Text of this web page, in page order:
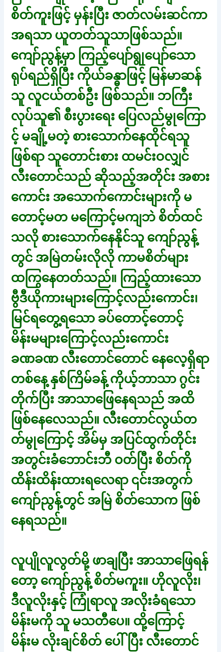
စိတ်ကူးဖြင့် မှန်းပြီး ဇာတ်လမ်းဆင်ကာ
အရသာ ယူတတ်သူသာဖြစ်သည်။
ကျော်ညွန့်မှာ ကြည့်ပျော်ရွုပျော်သော
ရုပ်ရည်ရှိပြီး ကိုယ်ခန္ဓာဖြင့် မြန်မာဆန်
သူ လူငယ်တစ်ဦး ဖြစ်သည်။ ဘကြီး
လုပ်သူ၏ စီးပွားရေး ပြေလည်မွုကြော
င့် မချို့မတဲ့ စားသောက်နေထိုင်ရသူ
ဖြစ်ရာ သူတောင်းစား ထမင်းဝလျှင်
လီးတောင်သည် ဆိုသည့်အတိုင်း အစား
ကောင်း အသောက်ကောင်းများကို မ
တောင့်မတ မကြောင့်မကျဘဲ စိတ်ထင်
သလို စားသောက်နေနိုင်သူ ကျော်ညွန့်
တွင် အမြဲတမ်းလိုလို ကာမစိတ်များ
ထကြွနေတတ်သည်။ ကြည့်ထားသော
ဗွီဒီယိုကားများကြောင့်လည်းကောင်း၊
မြင်ရတွေ့ရသော ခပ်တောင့်တောင့်
မိန်းမများကြောင့်လည်းကောင်း
ခဏခဏ လီးတောင်တောင် နေလေ့ရှိရာ
တစ်နေ့ နှစ်ကြိမ်ခန့် ကိုယ့်ဘာသာ ဂွင်း
တိုက်ပြီး အာသာဖြေနေရသည် အထိ
ဖြစ်နေလေသည်။ လီးတောင်လွယ်တ
တ်မွုကြောင့် အိမ်မှ အပြင်ထွက်တိုင်း
အတွင်းခံဘောင်းဘီ ဝတ်ပြီး စိတ်ကို
ထိန်းထိန်းထားရလေရာ ၎င်းအတွက်
ကျော်ညွန့်တွင် အမြဲ စိတ်သောက ဖြစ်
နေရသည်။
လူပျိုလူလွတ်မို့ ဖာချပြီး အာသာဖြေရန်
တော့ ကျော်ညွန့် စိတ်မကူး။ ဟိုလူလိုး၊
ဒီလူလိုးနှင့် ကြုံရာလူ အလိုးခံရသော
မိန်းမကို သူ မသတီပေ။ ထို့ကြောင့်
မိန်းမ လိုးချင်စိတ် ပေါ်ပြီး လီးတောင်